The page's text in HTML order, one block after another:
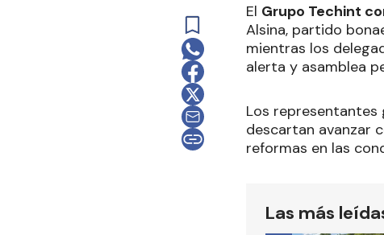
El Grupo Techint
Alsina, partido
mientras los
alerta y asamblea
Los
descartan avanzar
reformas en las
Las más